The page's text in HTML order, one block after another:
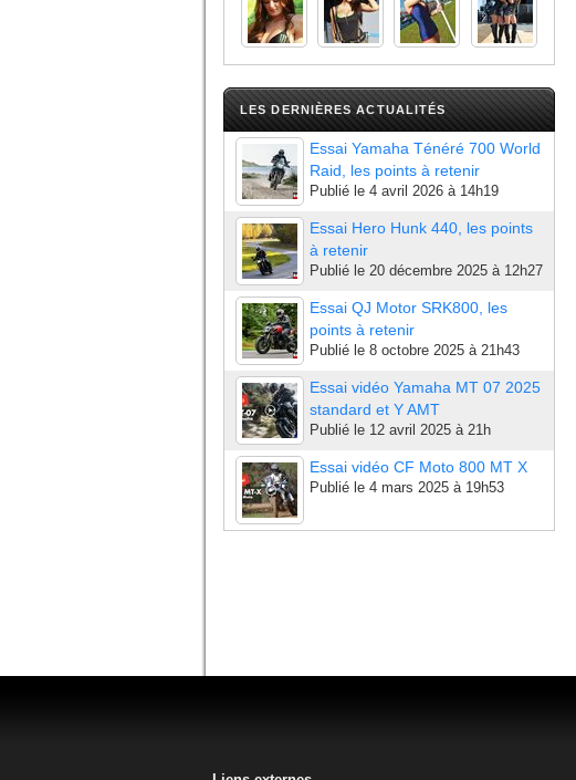
LES DERNIÈRES ACTUALITÉS
Essai Yamaha Ténéré 700 World
Raid, les points à retenir
Publié le 4 avril 2026 à 14h19
Essai Hero Hunk 440, les points
à retenir
Publié le 20 décembre 2025 à 12h27
Essai QJ Motor SRK800, les
points à retenir
Publié le 8 octobre 2025 à 21h43
Essai vidéo Yamaha MT 07 2025
standard et Y AMT
Publié le 12 avril 2025 à 21h
Essai vidéo CF Moto 800 MT X
Publié le 4 mars 2025 à 19h53